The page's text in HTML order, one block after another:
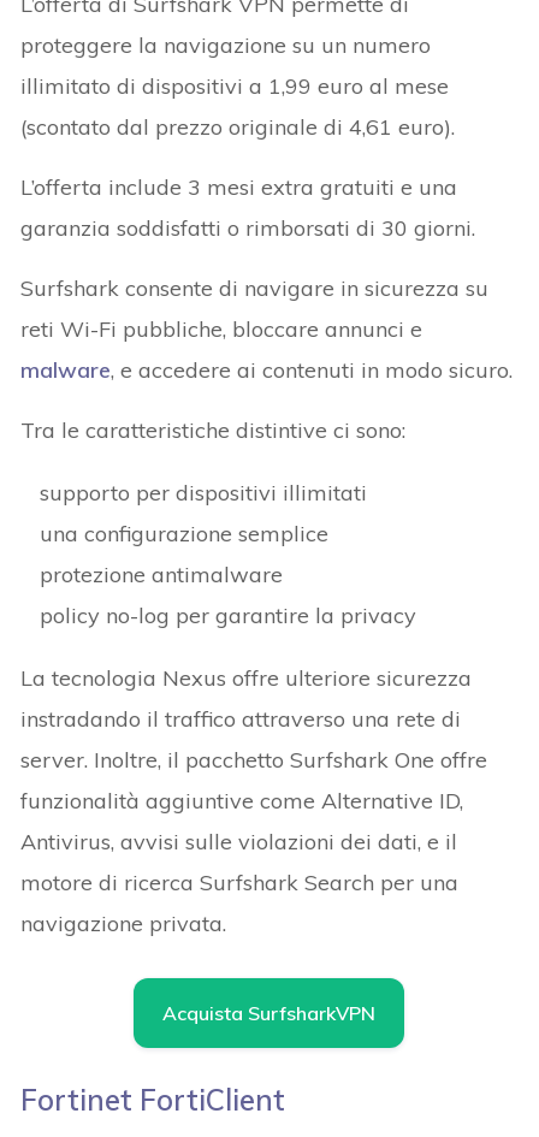
proteggere la navigazione su un numero
illimitato di dispositivi a 1,99 euro al mese
(scontato dal prezzo originale di 4,61 euro).
L’offerta include 3 mesi extra gratuiti e una
garanzia soddisfatti o rimborsati di 30 giorni.
Surfshark consente di navigare in sicurezza su
reti Wi-Fi pubbliche, bloccare annunci e
malware, e accedere ai contenuti in modo sicuro.
Tra le caratteristiche distintive ci sono:
supporto per dispositivi illimitati
una configurazione semplice
protezione antimalware
policy no-log per garantire la privacy
La tecnologia Nexus offre ulteriore sicurezza
instradando il traffico attraverso una rete di
server. Inoltre, il pacchetto Surfshark One offre
funzionalità aggiuntive come Alternative ID,
Antivirus, avvisi sulle violazioni dei dati, e il
motore di ricerca Surfshark Search per una
navigazione privata.
Acquista SurfsharkVPN
Fortinet FortiClient